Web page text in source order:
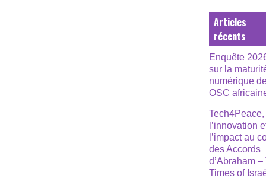
Articles
récents
Enquête
sur la
numérique
OSC
Tech4Peace,
l’innovation
l’impact au
des Accords
d’Abraham –
Times of